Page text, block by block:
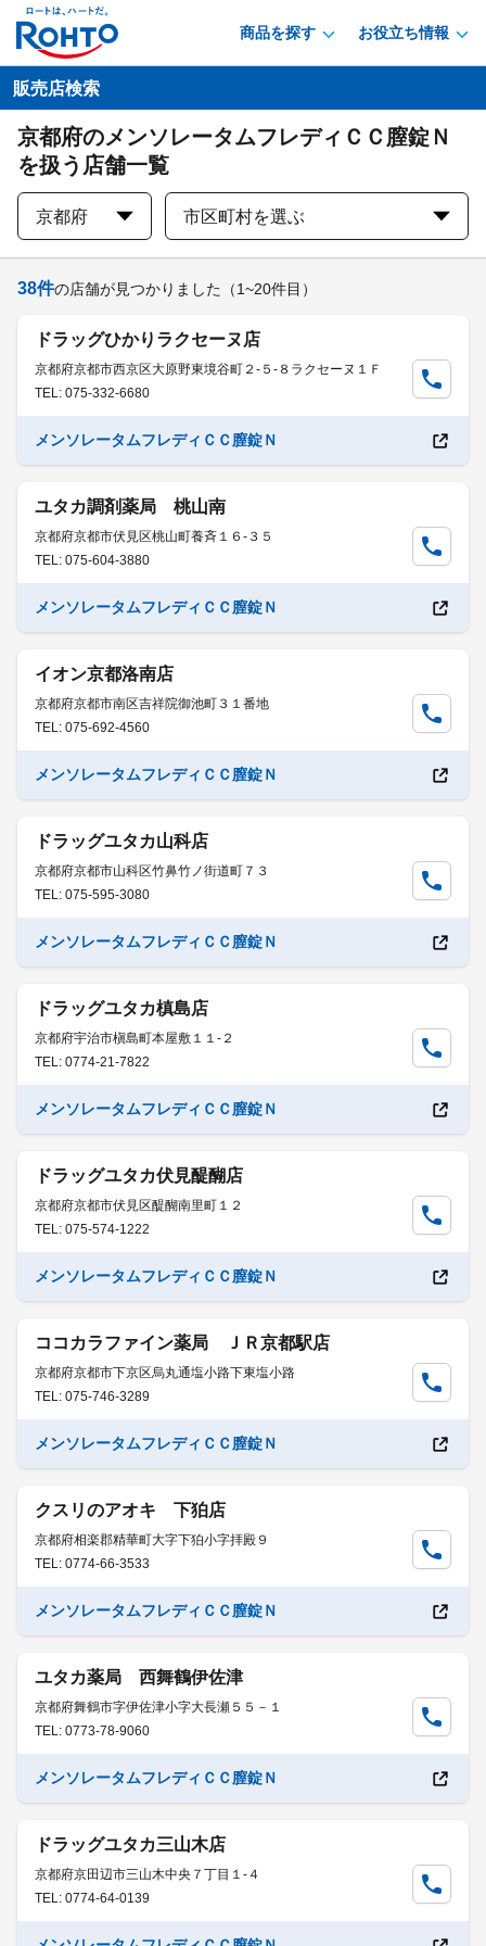
商品を探す お役立ち情報
販売店検索
京都府のメンソレータムフレディＣＣ膣錠Ｎ
を扱う店舗一覧
京都府 市区町村を選ぶ
38件の店舗が見つかりました （1~20件目）
ドラッグひかりラクセーヌ店
京都府京都市西京区大原野東境谷町２-５-８ラクセーヌ１Ｆ
TEL: 075-332-6680
メンソレータムフレディＣＣ膣錠Ｎ
ユタカ調剤薬局 桃山南
京都府京都市伏見区桃山町養斉１６-３５
TEL: 075-604-3880
メンソレータムフレディＣＣ膣錠Ｎ
イオン京都洛南店
京都府京都市南区吉祥院御池町３１番地
TEL: 075-692-4560
メンソレータムフレディＣＣ膣錠Ｎ
ドラッグユタカ山科店
京都府京都市山科区竹鼻竹ノ街道町７３
TEL: 075-595-3080
メンソレータムフレディＣＣ膣錠Ｎ
ドラッグユタカ槙島店
京都府宇治市槇島町本屋敷１１-２
TEL: 0774-21-7822
メンソレータムフレディＣＣ膣錠Ｎ
ドラッグユタカ伏見醍醐店
京都府京都市伏見区醍醐南里町１２
TEL: 075-574-1222
メンソレータムフレディＣＣ膣錠Ｎ
ココカラファイン薬局 ＪＲ京都駅店
京都府京都市下京区烏丸通塩小路下東塩小路
TEL: 075-746-3289
メンソレータムフレディＣＣ膣錠Ｎ
クスリのアオキ 下狛店
京都府相楽郡精華町大字下狛小字拝殿９
TEL: 0774-66-3533
メンソレータムフレディＣＣ膣錠Ｎ
ユタカ薬局 西舞鶴伊佐津
京都府舞鶴市字伊佐津小字大長瀬５５－１
TEL: 0773-78-9060
メンソレータムフレディＣＣ膣錠Ｎ
ドラッグユタカ三山木店
京都府京田辺市三山木中央７丁目１-４
TEL: 0774-64-0139